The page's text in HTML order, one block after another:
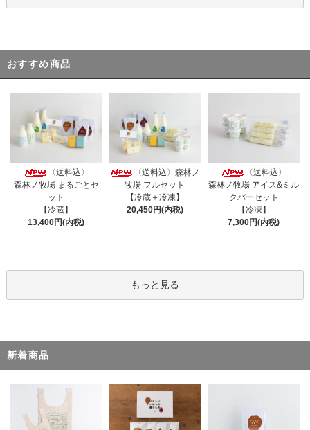
おすすめ商品
〈送料込〉
森林ノ牧場 まるごとセ
ット
【冷蔵】
13,400円(内税)
〈送料込〉森林ノ
牧場 フルセット
【冷蔵＋冷凍】
20,450円(内税)
〈送料込〉
森林ノ牧場 アイス&ミル
クバーセット
【冷凍】
7,300円(内税)
もっと見る
新着商品